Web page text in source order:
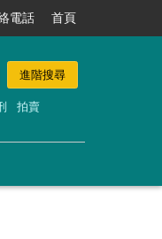
電話 首頁
拍賣